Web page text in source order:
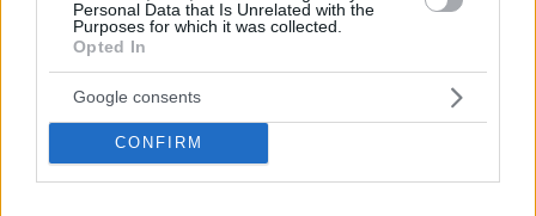
Personal Data that Is Unrelated with the
Purposes for which it was collected.
Opted In
Google consents
CONFIRM